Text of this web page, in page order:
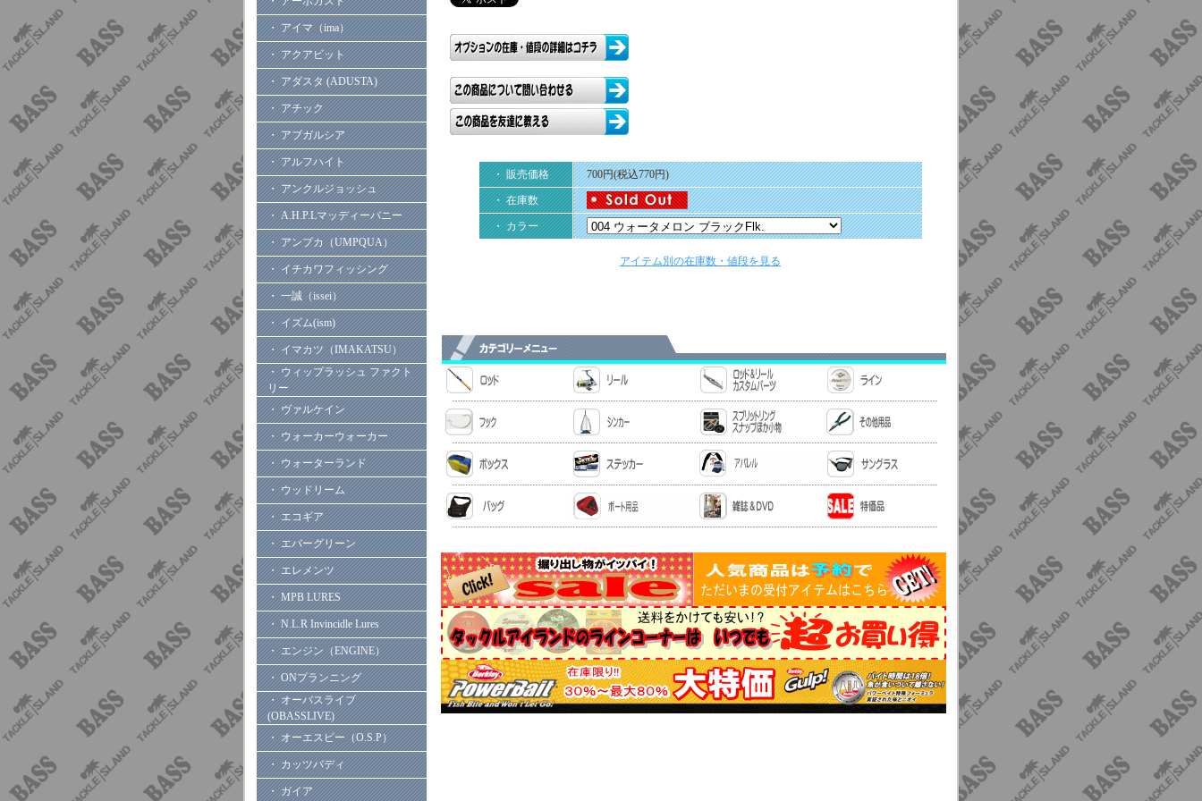
・ アイマ（ima）
・ アクアビット
・ アダスタ (ADUSTA)
・ アチック
・ アブガルシア
・ アルフハイト
・ アンクルジョッシュ
・ A.H.P.Lマッディーバニー
・ アンプカ（UMPQUA）
・ イチカワフィッシング
・ 一誠（issei）
・ イズム(ism)
・ イマカツ（IMAKATSU）
・ ウィップラッシュ ファクト
リー
・ ヴァルケイン
・ ウォーカーウォーカー
・ ウォーターランド
・ ウッドリーム
・ エコギア
・ エバーグリーン
・ エレメンツ
・ MPB LURES
・ N.L.R Invincidle Lures
・ エンジン（ENGINE）
・ ONプランニング
・ オーバスライブ
(OBASSLIVE)
・ オーエスピー（O.S.P）
・ カッツバディ
・ ガイア
・ 販売価格 700円(税込770円)
・ 在庫数
・ カラー
アイテム別の在庫数・値段を見る